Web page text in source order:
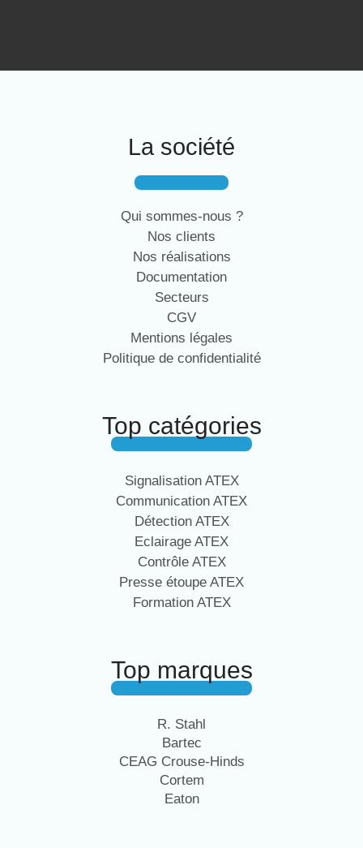
La société
Qui sommes-nous ?
Nos clients
Nos réalisations
Documentation
Secteurs
CGV
Mentions légales
Politique de confidentialité
Top catégories
Signalisation ATEX
Communication ATEX
Détection ATEX
Eclairage ATEX
Contrôle ATEX
Presse étoupe ATEX
Formation ATEX
Top marques
R. Stahl
Bartec
CEAG Crouse-Hinds
Cortem
Eaton